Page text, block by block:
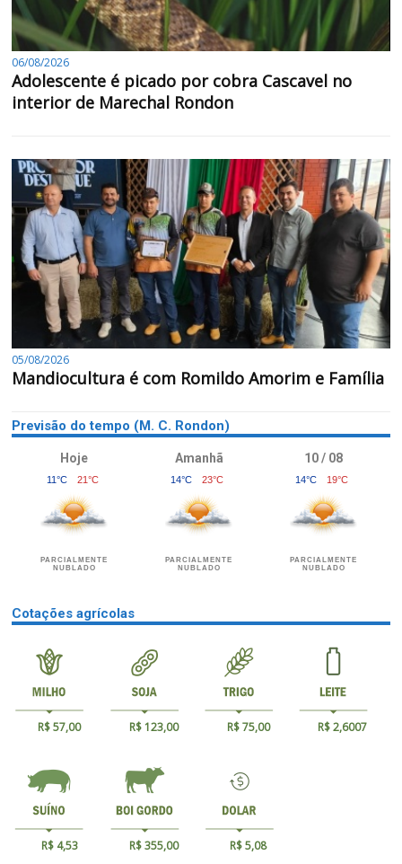
06/08/2026
Adolescente é picado por cobra Cascavel no
interior de Marechal Rondon
05/08/2026
Mandiocultura é com Romildo Amorim e Família
Previsão do tempo (M. C. Rondon)
Hoje
11°C 21°C
PARCIALMENTE
NUBLADO
Amanhã
14°C 23°C
PARCIALMENTE
NUBLADO
10 / 08
14°C 19°C
PARCIALMENTE
NUBLADO
Cotações agrícolas
R$ 57,00 R$ 123,00 R$ 75,00 R$ 2,6007
R$ 4,53 R$ 355,00 R$ 5,08